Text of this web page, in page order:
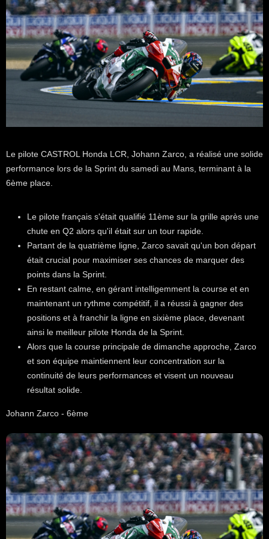
Le pilote CASTROL Honda LCR, Johann Zarco, a réalisé une solide
performance lors de la Sprint du samedi au Mans, terminant à la
6ème place.
Le pilote français s'était qualifié 11ème sur la grille après une
chute en Q2 alors qu'il était sur un tour rapide.
Partant de la quatrième ligne, Zarco savait qu'un bon départ
était crucial pour maximiser ses chances de marquer des
points dans la Sprint.
En restant calme, en gérant intelligemment la course et en
maintenant un rythme compétitif, il a réussi à gagner des
positions et à franchir la ligne en sixième place, devenant
ainsi le meilleur pilote Honda de la Sprint.
Alors que la course principale de dimanche approche, Zarco
et son équipe maintiennent leur concentration sur la
continuité de leurs performances et visent un nouveau
résultat solide.
Johann Zarco - 6ème